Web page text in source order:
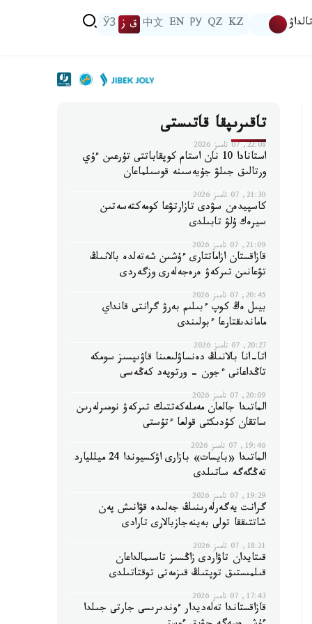
تالداۋ KZ
QZ
РУ
EN
中文 ق ز ЎЗ
تاقىرىپقا قاتىستى
22:08, 07 تامىز 2026
استانادا 10 نان استام كوپقاباتتى تۇرعىن ءۇي
ورتالىق جىلۋ جۇيەسىنە قوسىلماعان
21:30, 07 تامىز 2026
كاسپيدەن سۋدى تازارتۋعا كومەكتەسەتىن
سيرەك ۇلۋ تابىلدى
21:09, 07 تامىز 2026
قازاقستان ازاماتتارى ءۇشىن شەتەلدە بالانىڭ
تۋعانىن تىركەۋ ەرەجەلەرى وزگەردى
20:45, 07 تامىز 2026
بيىل ەڭ كوپ ءبىلىم بەرۋ گرانتى قانداي
ماماندىقتارعا ءبولىندى
20:27, 07 تامىز 2026
اتا-انا بالانىڭ دەنساۋلىعىنا قاۋىپسىز سومكە
تاڭداعانى ءجون - ورتوپەد كەڭەسى
20:09, 07 تامىز 2026
الماتىدا جالعان مەملەكەتتىك تىركەۋ نومىرلەرىن
ساتقان كۇدىكتى قولعا ءتۇستى
19:46, 07 تامىز 2026
الماتىدا «بايسات» بازارى اۋكسيوندا 24 ميلليارد
تەڭگەگە ساتىلدى
19:29, 07 تامىز 2026
گرانت يەگەرلەرىنىڭ جەلىدە قۋانىش پەن
شاتتىققا تولى بەينەجازبالارى تارادى
18:21, 07 تامىز 2026
قىتايدان تاۋاردى زاڭسىز تاسىمالداعان
قىلمىستىق توپتىڭ قىزمەتى توقتاتىلدى
17:43, 07 تامىز 2026
قازاقستاندا تەلەديدار ءوندىرىسى جارتى جىلدا